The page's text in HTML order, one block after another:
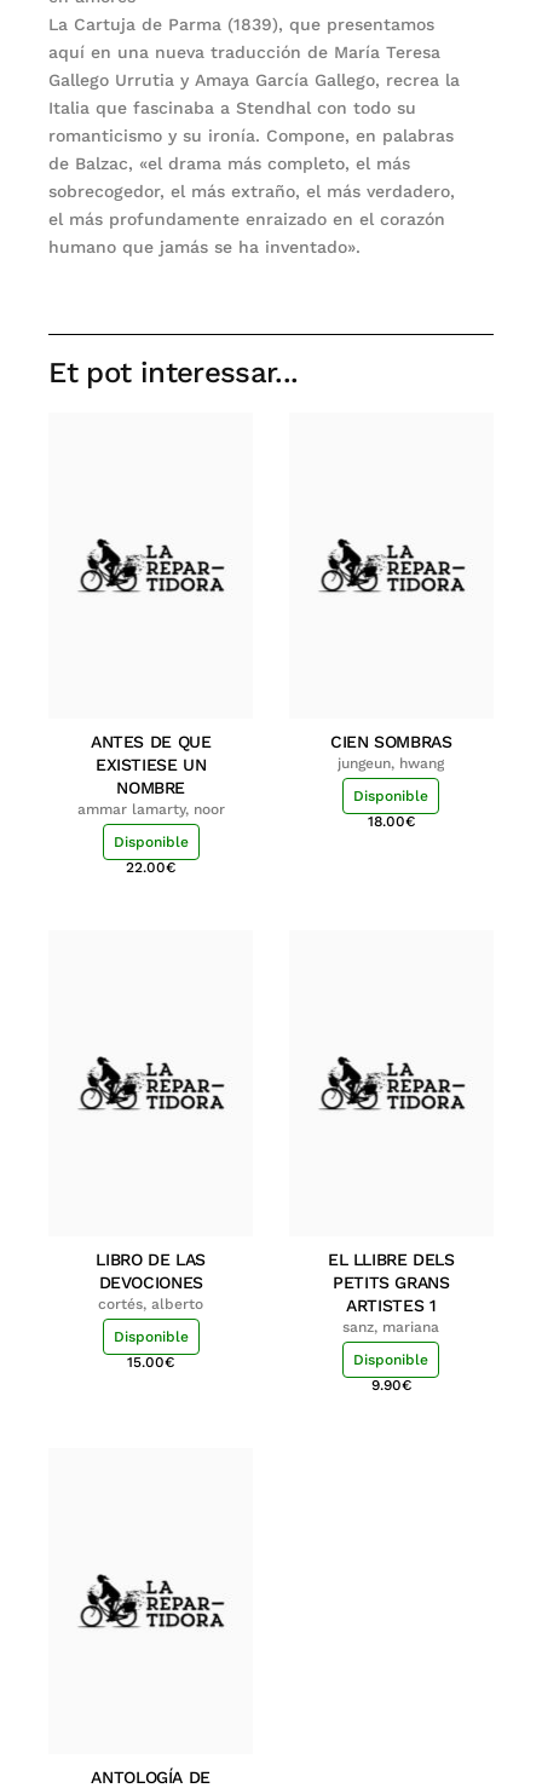
La Cartuja de Parma (1839), que presentamos
aquí en una nueva traducción de María Teresa
Gallego Urrutia y Amaya García Gallego, recrea la
Italia que fascinaba a Stendhal con todo su
romanticismo y su ironía. Compone, en palabras
de Balzac, «el drama más completo, el más
sobrecogedor, el más extraño, el más verdadero,
el más profundamente enraizado en el corazón
humano que jamás se ha inventado».
Et pot interessar...
ANTES DE QUE
EXISTIESE UN
NOMBRE
ammar lamarty, noor
Disponible
22.00€
CIEN SOMBRAS
jungeun, hwang
Disponible
18.00€
LIBRO DE LAS
DEVOCIONES
cortés, alberto
Disponible
15.00€
EL LLIBRE DELS
PETITS GRANS
ARTISTES 1
sanz, mariana
Disponible
9.90€
ANTOLOGÍA DE